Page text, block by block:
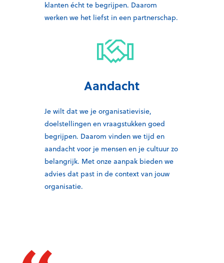
klanten écht te begrijpen. Daarom
werken we het liefst in een partnerschap.
Aandacht
Je wilt dat we je organisatievisie,
doelstellingen en vraagstukken goed
begrijpen. Daarom vinden we tijd en
aandacht voor je mensen en je cultuur zo
belangrijk. Met onze aanpak bieden we
advies dat past in de context van jouw
organisatie.